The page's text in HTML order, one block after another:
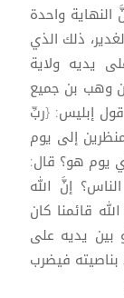
واحدة
ذلك الذي
يديه ولاية
وهب بن جميع
قول إبليس: {ربِّ
إلى يوم
يوم هو؟ قال:
إنَّ الله
قائمنا كان
يديه على
بناصيته فيضرب